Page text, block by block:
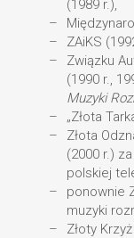
(1989 r.),
ZAiKS
Związku
(1990 r.,
Muzyki
„Złota
Złota
(2000 r.)
polskiej
ponownie
muzyki
Złoty